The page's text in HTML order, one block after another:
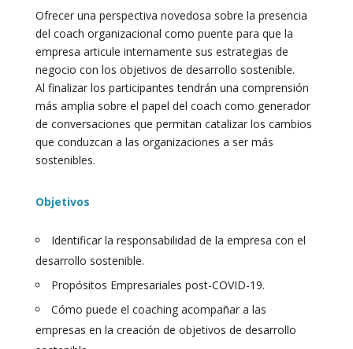
Ofrecer una perspectiva novedosa sobre la presencia
del coach organizacional como puente para que la
empresa articule internamente sus estrategias de
negocio con los objetivos de desarrollo sostenible.
Al finalizar los participantes tendrán una comprensión
más amplia sobre el papel del coach como generador
de conversaciones que permitan catalizar los cambios
que conduzcan a las organizaciones a ser más
sostenibles.
Objetivos
Identificar la responsabilidad de la empresa con el
desarrollo sostenible.
Propósitos Empresariales post-COVID-19.
Cómo puede el coaching acompañar a las
empresas en la creación de objetivos de desarrollo